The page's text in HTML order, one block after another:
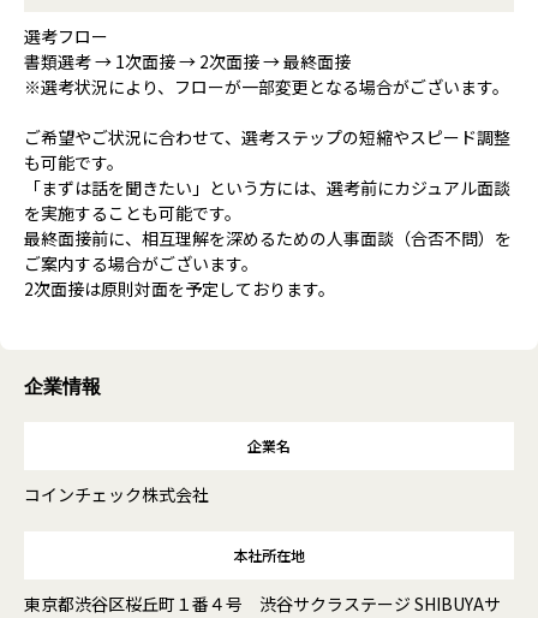
選考フロー
書類選考 → 1次面接 → 2次面接 → 最終面接
※選考状況により、フローが一部変更となる場合がございます。
ご希望やご状況に合わせて、選考ステップの短縮やスピード調整
も可能です。
「まずは話を聞きたい」という方には、選考前にカジュアル面談
を実施することも可能です。
最終面接前に、相互理解を深めるための人事面談（合否不問）を
ご案内する場合がございます。
2次面接は原則対面を予定しております。
企業情報
企業名
コインチェック株式会社
本社所在地
東京都渋谷区桜丘町１番４号 渋谷サクラステージ SHIBUYAサ